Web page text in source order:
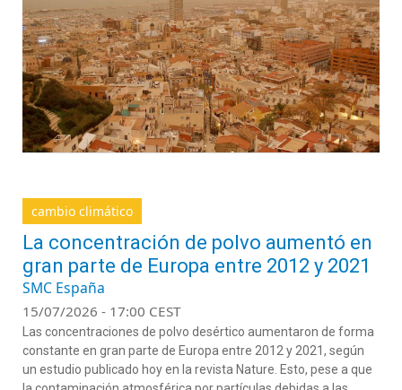
cambio climático
La concentración de polvo aumentó en
gran parte de Europa entre 2012 y 2021
SMC España
15/07/2026 - 17:00 CEST
Las concentraciones de polvo desértico aumentaron de forma
constante en gran parte de Europa entre 2012 y 2021, según
un estudio publicado hoy en la revista Nature. Esto, pese a que